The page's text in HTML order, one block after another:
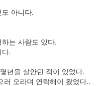
아니다.
는 사람도 있다.
.
년을 살안던 적이 있었다.
러 오라며 연락해이 왔었다..